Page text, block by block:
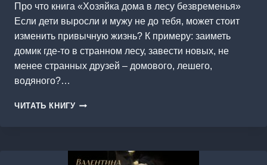
Про что книга «Хозяйка дома в лесу безвременья»
Если дети выросли и мужу не до тебя, может стоит
изменить привычную жизнь? К примеру: заиметь
домик где-то в странном лесу, завести новых, не
менее странных друзей – домового, лешего,
водяного?…
ЧИТАТЬ КНИГУ ХОЗЯЙКА
БЕЗВРЕМЕНЬЯ